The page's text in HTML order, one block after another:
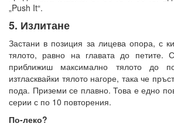
„Push It“.
5. Излитане
Застани в позиция за лицева опора, с
тялото, равно на главата до петите.
приближиш максимално тялото до
изтласквайки тялото нагоре, така че
пода. Приземи се плавно. Това е едно
серии с по 10 повторения.
По-леко?